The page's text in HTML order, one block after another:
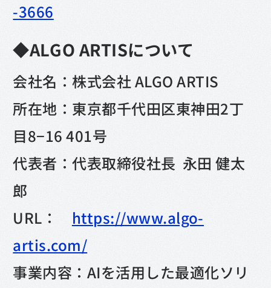
-3666
◆ALGO ARTISについて
会社名：株式会社 ALGO ARTIS
所在地：東京都千代田区東神田2丁
目8−16 401号
代表者：代表取締役社長 永田 健太
郎
URL： https://www.algo-
artis.com/
事業内容：AIを活用した最適化ソリ